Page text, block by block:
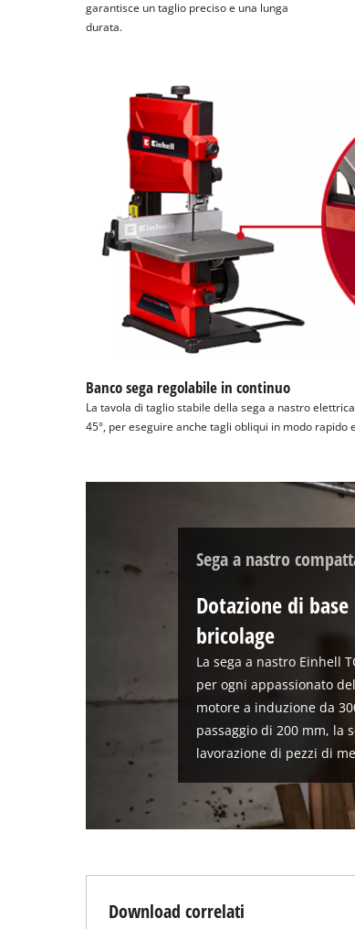
garantisce un taglio preciso e una lunga
durata.
Banco sega regolabile in continuo
La tavola di taglio stabile della sega a nastro
45°, per eseguire anche tagli obliqui in modo rapido
Sega a nastro
Dotazione di
bricolage
La sega a nastro Einhell
per ogni appassionato
motore a induzione da
passaggio di 200 mm, la
lavorazione di pezzi di
Download correlati